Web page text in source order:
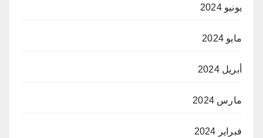
يونيو 2024
مايو 2024
أبريل 2024
مارس 2024
فبراير 2024